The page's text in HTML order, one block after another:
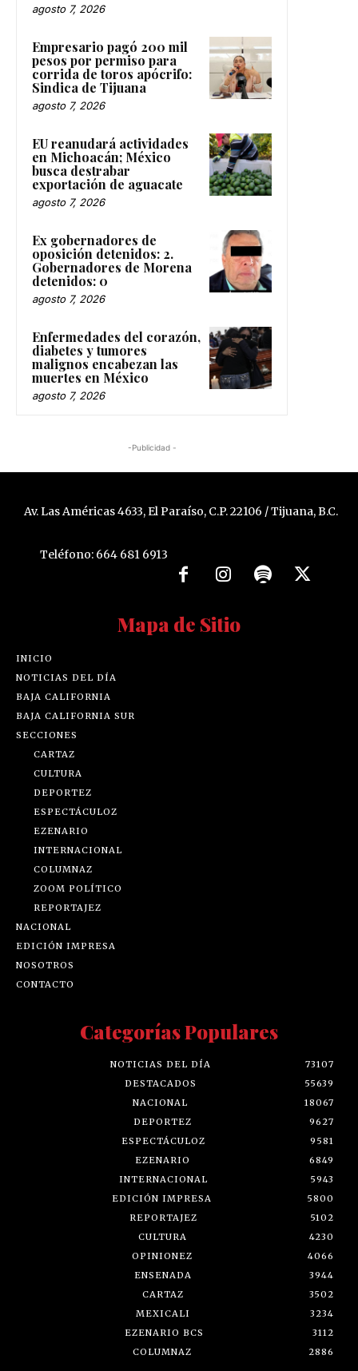
agosto 7, 2026
Empresario pagó 200 mil
pesos por permiso para
corrida de toros apócrifo:
Sindica de Tijuana
agosto 7, 2026
EU reanudará actividades
en Michoacán; México
busca destrabar
exportación de aguacate
agosto 7, 2026
Ex gobernadores de
oposición detenidos: 2.
Gobernadores de Morena
detenidos: 0
agosto 7, 2026
Enfermedades del corazón,
diabetes y tumores
malignos encabezan las
muertes en México
agosto 7, 2026
-Publicidad -
Av. Las Américas 4633, El Paraíso, C.P. 22106 / Tijuana, B.C.
Teléfono: 664 681 6913
Mapa de Sitio
INICIO
NOTICIAS DEL DÍA
BAJA CALIFORNIA
BAJA CALIFORNIA SUR
SECCIONES
CARTAZ
CULTURA
DEPORTEZ
ESPECTÁCULOZ
EZENARIO
INTERNACIONAL
COLUMNAZ
ZOOM POLÍTICO
REPORTAJEZ
NACIONAL
EDICIÓN IMPRESA
NOSOTROS
CONTACTO
Categorías Populares
NOTICIAS DEL DÍA
73107
DESTACADOS
55639
NACIONAL
18067
DEPORTEZ
9627
ESPECTÁCULOZ
9581
EZENARIO
6849
INTERNACIONAL
5943
EDICIÓN IMPRESA
5800
REPORTAJEZ
5102
CULTURA
4230
OPINIONEZ
4066
ENSENADA
3944
CARTAZ
3502
MEXICALI
3234
EZENARIO BCS
3112
COLUMNAZ
2886